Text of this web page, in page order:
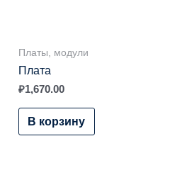
Платы, модули
Плата
₽1,670.00
В корзину